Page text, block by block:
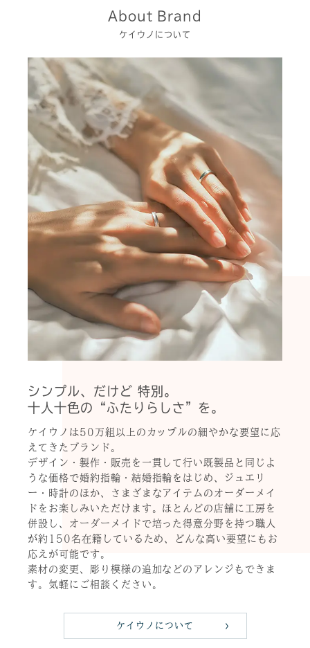
About Brand
ケイウノについて
シンプル、だけど 特別。
十人十色の“ふたりらしさ”を。
ケイウノは50万組以上のカップルの細やかな要望に応
えてきたブランド。
デザイン・製作・販売を一貫して行い既製品と同じよ
うな価格で婚約指輪・結婚指輪をはじめ、ジュエリ
ー・時計のほか、さまざまなアイテムのオーダーメイ
ドをお楽しみいただけます。ほとんどの店舗に工房を
併設し、オーダーメイドで培った得意分野を持つ職人
が約150名在籍しているため、どんな高い要望にもお
応えが可能です。
素材の変更、彫り模様の追加などのアレンジもできま
す。気軽にご相談ください。
ケイウノについて